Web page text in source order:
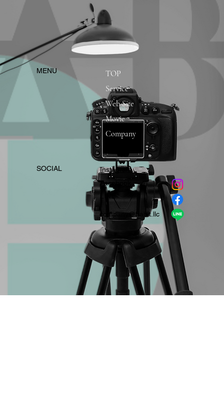
​MENU
TOP
Service
Web Site
Movie
Company
​SOCIAL
Instagram
​Facebook
company＠habit.llc